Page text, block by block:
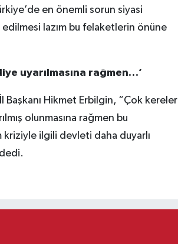
en önemli sorun siyasi
lazım bu felaketlerin önüne
uyarılmasına rağmen…’
Hikmet Erbilgin, “Çok kereler
olunmasına rağmen bu
ilgili devleti daha duyarlı